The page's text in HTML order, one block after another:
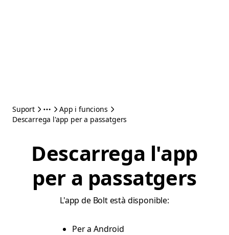
Suport
App i funcions
Descarrega l'app per a passatgers
Descarrega l'app
per a passatgers
L'app de Bolt està disponible:
Per a Android